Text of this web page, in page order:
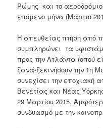
Ρώμης και το αεροδρόμιο
επόμενο μήνα (Μάρτιο
Η απευθείας πτήση από
συμπληρώνει τα
προς την Ατλάντα (οπού
ξανά-ξεκινήσουν την 1η
συνεχίσει την εποχιακή
Βενετίας και Νέας
29 Μαρτίου 2015.
συνδυασμό με την